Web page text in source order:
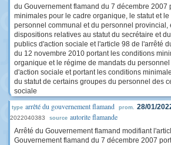
du Gouvernement flamand du 7 décembre 2007
minimales pour le cadre organique, le statut et
personnel communal et du personnel provincial,
dispositions relatives au statut du secrétaire et
publics d'action sociale et l'article 98 de l'arrêté
du 12 novembre 2010 portant les conditions
organique et le régime de mandats du
d'action sociale et portant les conditions
du statut de certains groupes du personnel des
sociale
type arrêté du gouvernement flamand prom. 28/01/
2022040383 source autorite flamande
Arrêté du Gouvernement flamand modifiant
Gouvernement flamand du 7 décembre 2007